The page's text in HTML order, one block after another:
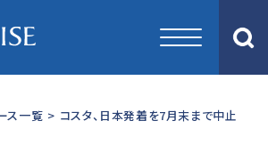
ス一覧 > コスタ、日本発着を7月末まで中止